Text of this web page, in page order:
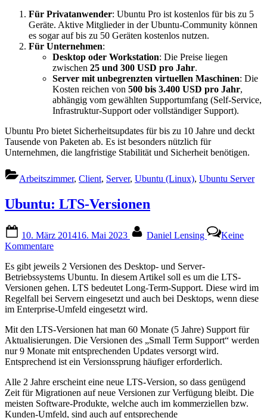
Für Privatanwender: Ubuntu Pro ist kostenlos für bis zu 5
Geräte. Aktive Mitglieder in der Ubuntu-Community können
es sogar auf bis zu 50 Geräten kostenlos nutzen.
Für Unternehmen:
Desktop oder Workstation: Die Preise liegen
zwischen 25 und 300 USD pro Jahr.
Server mit unbegrenzten virtuellen Maschinen: Die
Kosten reichen von 500 bis 3.400 USD pro Jahr,
abhängig vom gewählten Supportumfang (Self-Service,
Infrastruktur-Support oder vollständiger Support).
Ubuntu Pro bietet Sicherheitsupdates für bis zu 10 Jahre und deckt
Tausende von Paketen ab. Es ist besonders nützlich für
Unternehmen, die langfristige Stabilität und Sicherheit benötigen.
Arbeitszimmer, Client, Server, Ubuntu (Linux), Ubuntu Server
Ubuntu: LTS-Versionen
on
10. März 201416. Mai 2023 Daniel Lensing
Keine
Kommentarezu
LTS-
Versionen
Es gibt jeweils 2 Versionen des Desktop- und Server-
Betriebssystems Ubuntu. In diesem Artikel soll es um die LTS-
Versionen gehen. LTS bedeutet Long-Term-Support. Diese wird im
Regelfall bei Servern eingesetzt und auch bei Desktops, wenn diese
im Enterprise-Umfeld eingesetzt wird.
Mit den LTS-Versionen hat man 60 Monate (5 Jahre) Support für
Aktualisierungen. Die Versionen des „Small Term Support“ werden
nur 9 Monate mit entsprechenden Updates versorgt wird.
Entsprechend ist ein Versionssprung häufiger erforderlich.
Alle 2 Jahre erscheint eine neue LTS-Version, so dass genügend
Zeit für Migrationen auf neue Versionen zur Verfügung bleibt. Die
meisten Software-Produkte, welche auch im kommerziellen bzw.
Kunden-Umfeld, sind auch auf entsprechende